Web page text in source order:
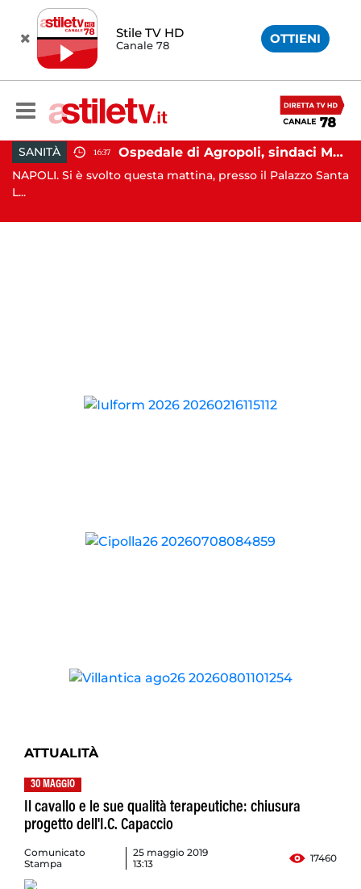
Stile TV HD
Canale 78 OTTIENI
SANITÀ 16:37 Ospedale di Agropoli, sindaci Mutalipassi e Rizzo incontrano Fico: “Intesa per potenziare servizi”
NAPOLI. Si è svolto questa mattina, presso il Palazzo Santa
L...
ATTUALITÀ
30 MAGGIO
Il cavallo e le sue qualità terapeutiche: chiusura
progetto dell'I.C. Capaccio
Comunicato
Stampa
25 maggio 2019
13:13
17460